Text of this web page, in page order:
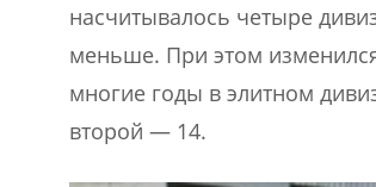
насчитывалось четыре
меньше. При этом изменился
многие годы в элитном
второй — 14.